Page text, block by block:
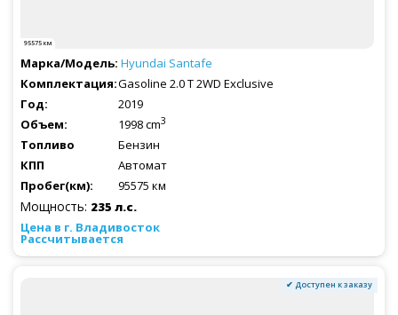
95575 км
Hyundai Santafe
Gasoline 2.0 T 2WD Exclusive
2019
1998 cm3
Бензин
Автомат
95575 км
Мощность: 235 л.с.
Рассчитывается
✔ Доступен к заказу